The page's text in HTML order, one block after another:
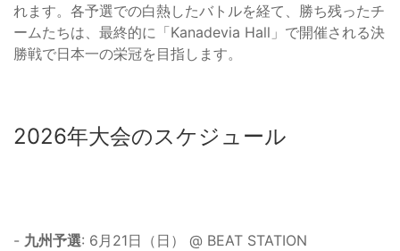
れます。各予選での白熱したバトルを経て、勝ち残ったチ
ームたちは、最終的に「Kanadevia Hall」で開催される決
勝戦で日本一の栄冠を目指します。
2026年大会のスケジュール
- 九州予選: 6月21日（日） @ BEAT STATION